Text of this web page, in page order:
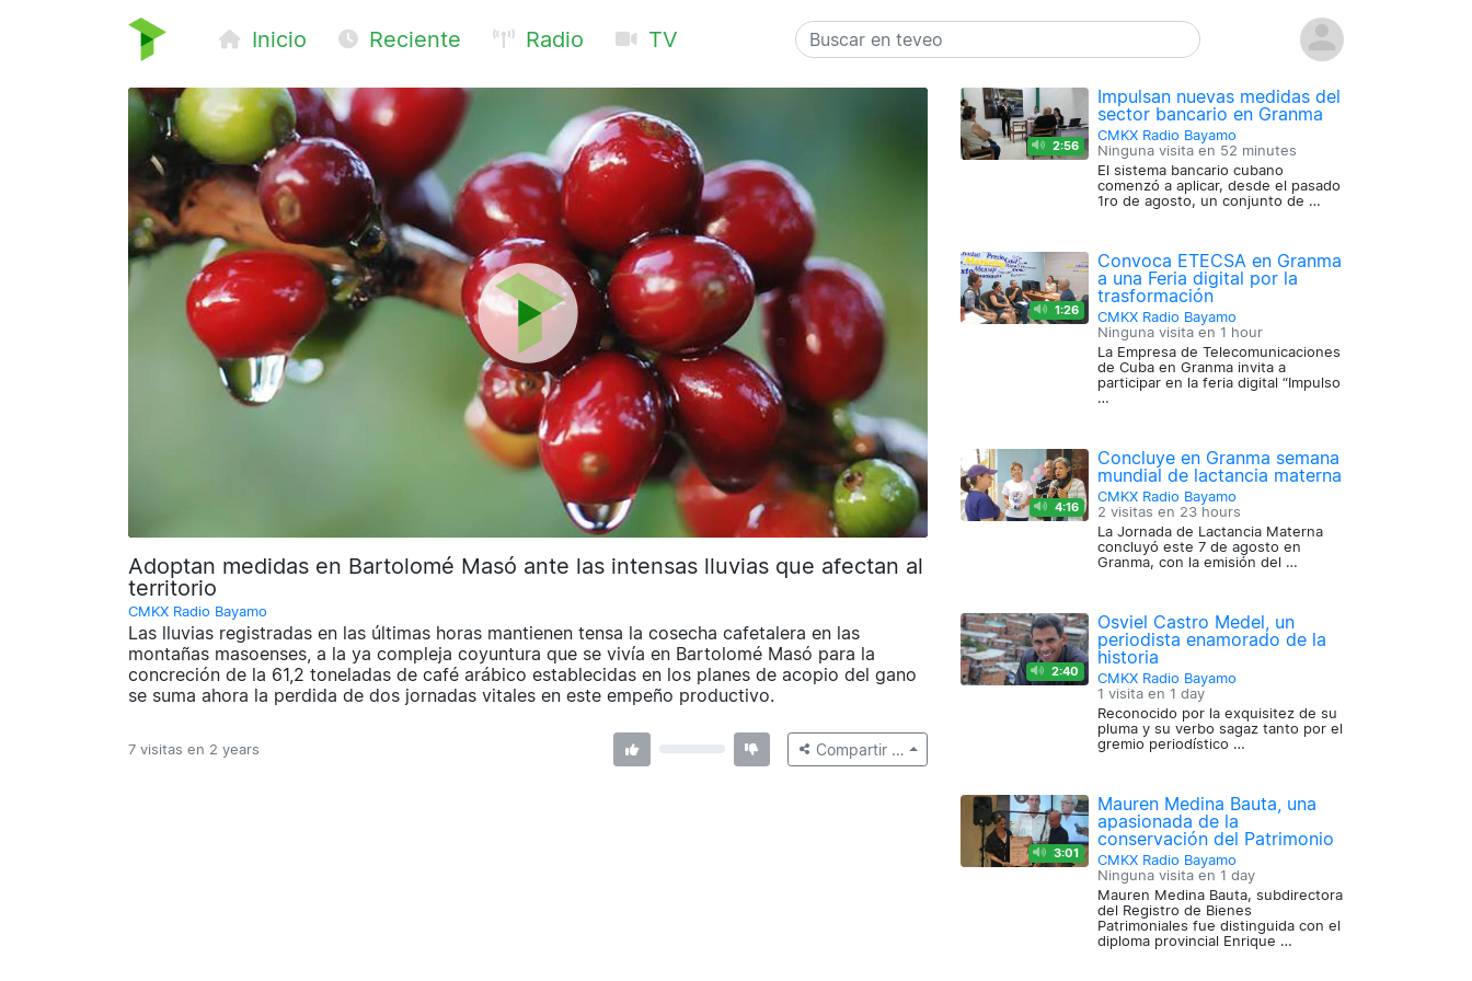
Inicio Reciente Radio TV
Adoptan medidas en Bartolomé Masó ante las intensas lluvias que afectan al
territorio
CMKX Radio Bayamo
Las lluvias registradas en las últimas horas mantienen tensa la cosecha cafetalera en las
montañas masoenses, a la ya compleja coyuntura que se vivía en Bartolomé Masó para la
concreción de la 61,2 toneladas de café arábico establecidas en los planes de acopio del gano
se suma ahora la perdida de dos jornadas vitales en este empeño productivo.
7 visitas en 2 years Compartir …
2:56
Impulsan nuevas medidas del
sector bancario en Granma
CMKX Radio Bayamo
Ninguna visita en 52 minutes
El sistema bancario cubano
comenzó a aplicar, desde el pasado
1ro de agosto, un conjunto de …
1:26
Convoca ETECSA en Granma
a una Feria digital por la
trasformación
CMKX Radio Bayamo
Ninguna visita en 1 hour
La Empresa de Telecomunicaciones
de Cuba en Granma invita a
participar en la feria digital “Impulso
…
4:16
Concluye en Granma semana
mundial de lactancia materna
CMKX Radio Bayamo
2 visitas en 23 hours
La Jornada de Lactancia Materna
concluyó este 7 de agosto en
Granma, con la emisión del …
2:40
Osviel Castro Medel, un
periodista enamorado de la
historia
CMKX Radio Bayamo
1 visita en 1 day
Reconocido por la exquisitez de su
pluma y su verbo sagaz tanto por el
gremio periodístico …
3:01
Mauren Medina Bauta, una
apasionada de la
conservación del Patrimonio
CMKX Radio Bayamo
Ninguna visita en 1 day
Mauren Medina Bauta, subdirectora
del Registro de Bienes
Patrimoniales fue distinguida con el
diploma provincial Enrique …